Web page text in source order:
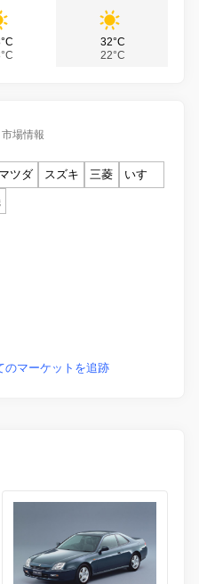
32°C
22°C
市場情報
マツダ スズキ 三菱
いすゞ
マーケットを追跡